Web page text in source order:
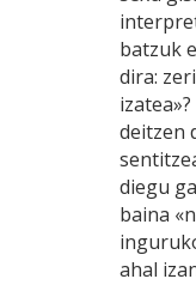
batzuk
dira:
deitzen
diegu
baina
ahal